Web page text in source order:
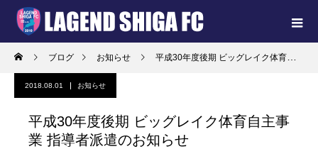
ブログ お知らせ 平成30年度後期 ビッグレイク体育自主事業 指導者派遣のお知らせ
2018.08.01 お知らせ
平成30年度後期 ビッグレイク体育自主事
業 指導者派遣のお知らせ